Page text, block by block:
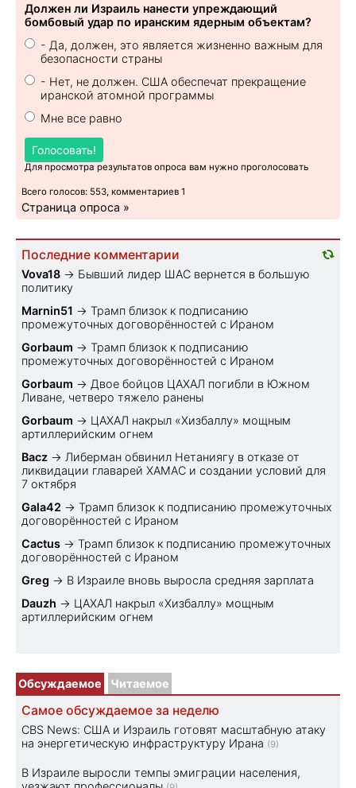
Должен ли Израиль нанести упреждающий
бомбовый удар по иранским ядерным объектам?
- Да, должен, это является жизненно важным для
безопасности страны
- Нет, не должен. США обеспечат прекращение
иранской атомной программы
Мне все равно
Голосовать!
Для просмотра результатов опроса вам нужно проголосовать
Всего голосов: 553, комментариев 1
Страница опроса »
Последние комментарии
Vova18 → Бывший лидер ШАС вернется в большую
политику
Marnin51 → Трамп близок к подписанию
промежуточных договорённостей с Ираном
Gorbaum → Трамп близок к подписанию
промежуточных договорённостей с Ираном
Gorbaum → Двое бойцов ЦАХАЛ погибли в Южном
Ливане, четверо тяжело ранены
Gorbaum → ЦАХАЛ накрыл «Хизбаллу» мощным
артиллерийским огнем
Bacz → Либерман обвинил Нетаниягу в отказе от
ликвидации главарей ХАМАС и создании условий для
7 октября
Gala42 → Трамп близок к подписанию промежуточных
договорённостей с Ираном
Cactus → Трамп близок к подписанию промежуточных
договорённостей с Ираном
Greg → В Израиле вновь выросла средняя зарплата
Dauzh → ЦАХАЛ накрыл «Хизбаллу» мощным
артиллерийским огнем
Обсуждаемое Читаемое
Самое обсуждаемое за неделю
CBS News: США и Израиль готовят масштабную атаку
на энергетическую инфраструктуру Ирана (9)
В Израиле выросли темпы эмиграции населения,